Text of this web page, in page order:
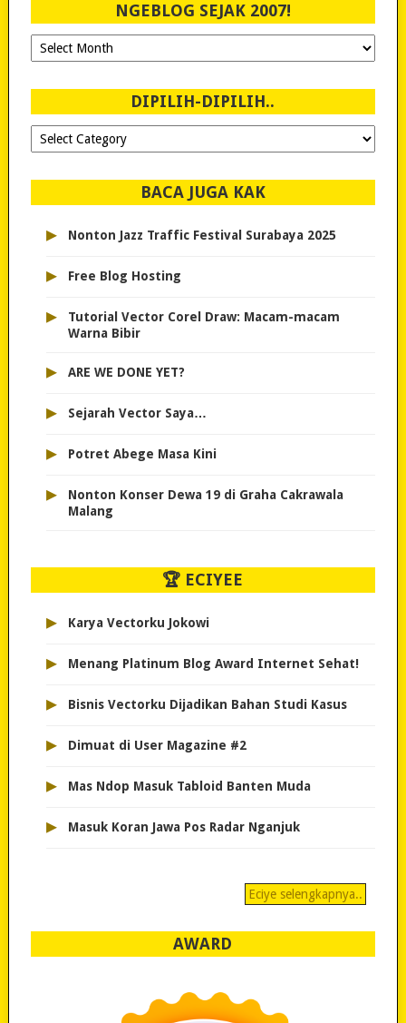
NGEBLOG SEJAK 2007!
Ngeblog
Sejak
DIPILIH-DIPILIH..
Dipilih-
dipilih..
BACA JUGA KAK
▸ Nonton Jazz Traffic Festival Surabaya 2025
▸ Free Blog Hosting
▸
Tutorial Vector Corel Draw: Macam-macam
Warna Bibir
▸ ARE WE DONE YET?
▸ Sejarah Vector Saya…
▸ Potret Abege Masa Kini
▸
Nonton Konser Dewa 19 di Graha Cakrawala
Malang
🏆 ECIYEE
▸ Karya Vectorku Jokowi
▸ Menang Platinum Blog Award Internet Sehat!
▸ Bisnis Vectorku Dijadikan Bahan Studi Kasus
▸ Dimuat di User Magazine #2
▸ Mas Ndop Masuk Tabloid Banten Muda
▸ Masuk Koran Jawa Pos Radar Nganjuk
Eciye selengkapnya..
AWARD